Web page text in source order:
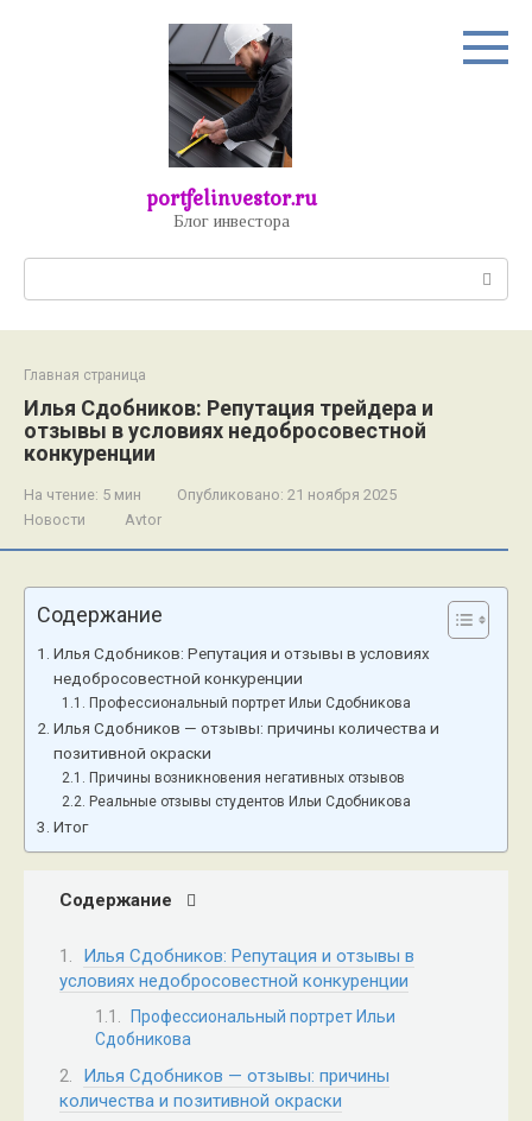
portfelinvestor.ru
Блог инвестора
Главная страница
Илья Сдобников: Репутация трейдера и
отзывы в условиях недобросовестной
конкуренции
На чтение: 5 мин Опубликовано: 21 ноября 2025
Новости
Avtor
Содержание
Илья Сдобников: Репутация и отзывы в условиях
недобросовестной конкуренции
Профессиональный портрет Ильи Сдобникова
Илья Сдобников — отзывы: причины количества и
позитивной окраски
Причины возникновения негативных отзывов
Реальные отзывы студентов Ильи Сдобникова
Итог
Содержание
Илья Сдобников: Репутация и отзывы в
условиях недобросовестной конкуренции
Профессиональный портрет Ильи
Сдобникова
Илья Сдобников — отзывы: причины
количества и позитивной окраски